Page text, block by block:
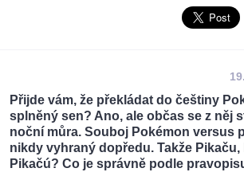
Přijde vám, že překládat do češtiny
splněný sen? Ano, ale občas se z něj
noční můra. Souboj Pokémon versus
nikdy vyhraný dopředu. Takže
Pikačú? Co je správně podle